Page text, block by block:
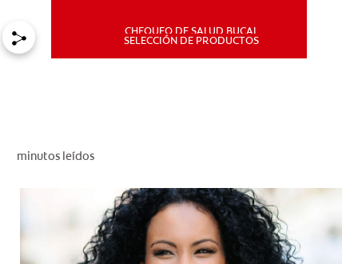
CUPONES
DÓNDE COMPRAR
CHEQUEO DE SALUD BUCAL
SELECCIÓN DE PRODUCTOS
minutos leídos